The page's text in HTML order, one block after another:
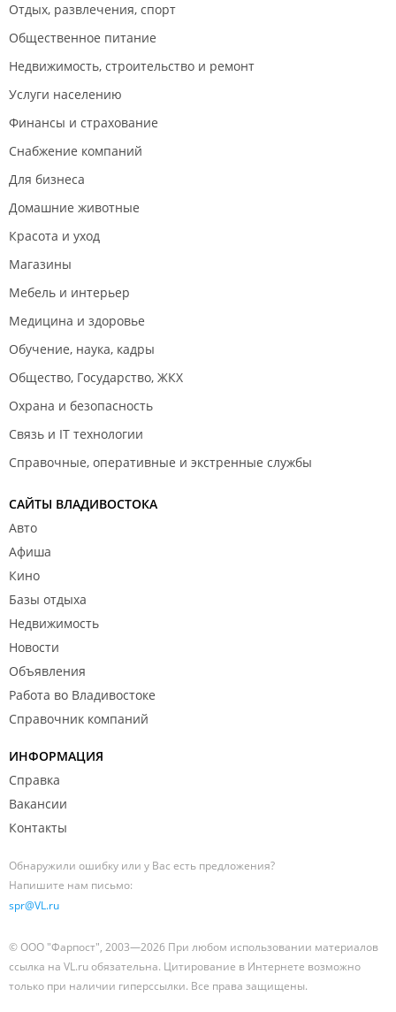
Отдых, развлечения, спорт
Общественное питание
Недвижимость, строительство и ремонт
Услуги населению
Финансы и страхование
Снабжение компаний
Для бизнеса
Домашние животные
Красота и уход
Магазины
Мебель и интерьер
Медицина и здоровье
Обучение, наука, кадры
Общество, Государство, ЖКХ
Охрана и безопасность
Связь и IT технологии
Справочные, оперативные и экстренные службы
САЙТЫ ВЛАДИВОСТОКА
Авто
Афиша
Кино
Базы отдыха
Недвижимость
Новости
Объявления
Работа во Владивостоке
Справочник компаний
ИНФОРМАЦИЯ
Справка
Вакансии
Контакты
Обнаружили ошибку или у Вас есть предложения?
Напишите нам письмо:
spr@VL.ru
© ООО "Фарпост", 2003—2026 При любом использовании материалов
ссылка на VL.ru обязательна. Цитирование в Интернете возможно
только при наличии гиперссылки. Все права защищены.